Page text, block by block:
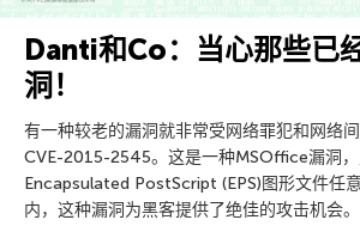
Danti和Co：当心那些已
洞！
有一种较老的漏洞就非常受网络罪犯和网络
CVE-2015-2545。这是一种MSOffice漏洞
Encapsulated PostScript (EPS)图形文件任
内，这种漏洞为黑客提供了绝佳的攻击机会。